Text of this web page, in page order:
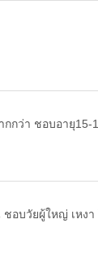
กกว่า ชอบอายุ